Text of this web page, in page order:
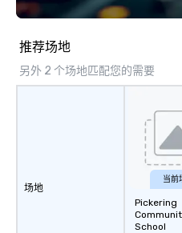
推荐场地
另外 2 个场地匹配您的需要
场地
当前
Pickering
School